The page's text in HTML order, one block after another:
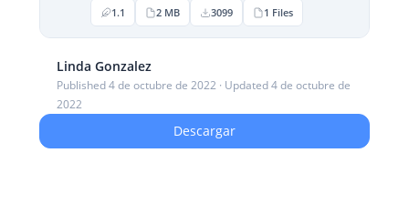
1.1 2 MB 3099 1 Files
Linda Gonzalez
Published 4 de octubre de 2022 · Updated 4 de octubre de
2022
Descargar